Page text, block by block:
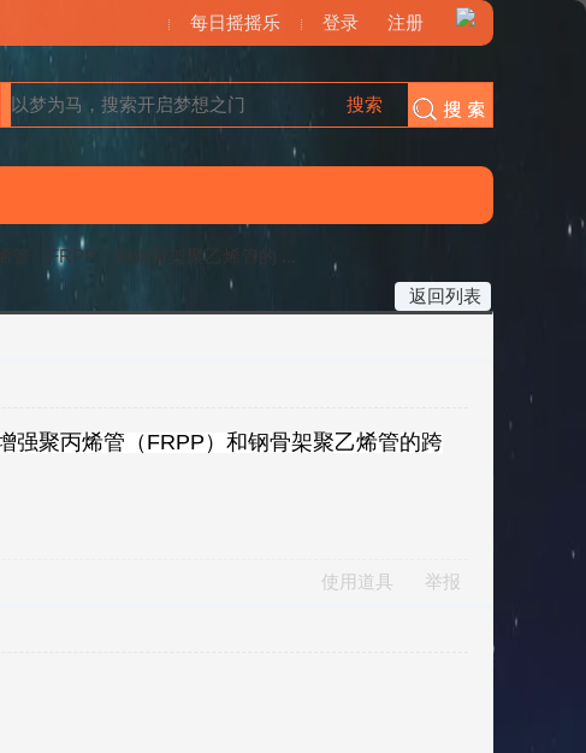
每日摇摇乐 登录 注册
搜索
（FRPP）和钢骨架聚乙烯管的 ...
返回列表
强聚丙烯管（FRPP）和钢骨架聚乙烯管的跨
使用道具 举报